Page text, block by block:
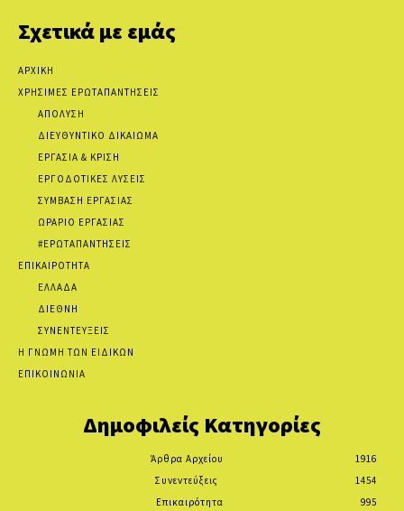
Σχετικά με εμάς
ΑΡΧΙΚΗ
ΧΡΗΣΙΜΕΣ ΕΡΩΤΑΠΑΝΤΗΣΕΙΣ
ΑΠΟΛΥΣΗ
ΔΙΕΥΘΥΝΤΙΚΟ ΔΙΚΑΙΩΜΑ
ΕΡΓΑΣΙΑ & ΚΡΙΣΗ
ΕΡΓΟΔΟΤΙΚΕΣ ΛΥΣΕΙΣ
ΣΥΜΒΑΣΗ ΕΡΓΑΣΙΑΣ
ΩΡΑΡΙΟ ΕΡΓΑΣΙΑΣ
#ΕΡΩΤΑΠΑΝΤΗΣΕΙΣ
ΕΠΙΚΑΙΡΟΤΗΤΑ
ΕΛΛΑΔΑ
ΔΙΕΘΝΗ
ΣΥΝΕΝΤΕΥΞΕΙΣ
Η ΓΝΩΜΗ ΤΩΝ ΕΙΔΙΚΩΝ
ΕΠΙΚΟΙΝΩΝΙΑ
Δημοφιλείς Κατηγορίες
Άρθρα Αρχείου
1916
Συνεντεύξεις
1454
Επικαιρότητα
995